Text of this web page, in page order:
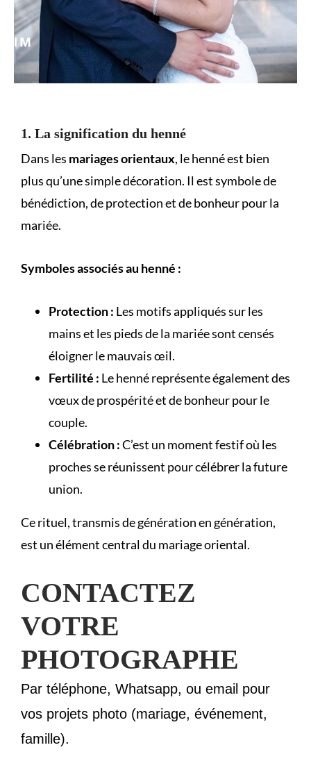
1. La signification du henné
Dans les mariages orientaux, le henné est bien
plus qu’une simple décoration. Il est symbole de
bénédiction, de protection et de bonheur pour la
mariée.
Symboles associés au henné :
Protection : Les motifs appliqués sur les
mains et les pieds de la mariée sont censés
éloigner le mauvais œil.
Fertilité : Le henné représente également des
vœux de prospérité et de bonheur pour le
couple.
Célébration :C’est un moment festif où les
proches se réunissent pour célébrer la future
union.
Ce rituel, transmis de génération en génération,
est un élément central du mariage oriental.
CONTACTEZ
VOTRE
PHOTOGRAPHE
Par téléphone, Whatsapp, ou email pour
vos projets photo (mariage, événement,
famille).